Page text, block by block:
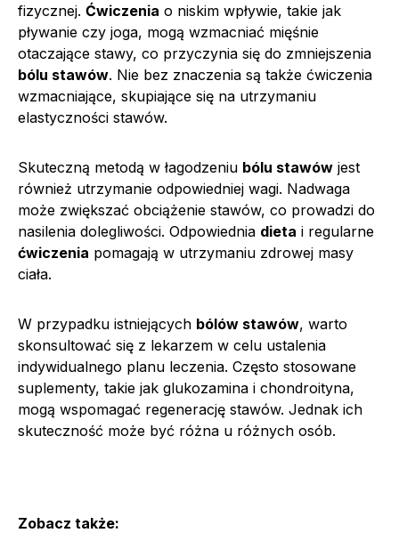
fizycznej. Ćwiczenia o niskim wpływie, takie jak
pływanie czy joga, mogą wzmacniać mięśnie
otaczające stawy, co przyczynia się do zmniejszenia
bólu stawów. Nie bez znaczenia są także ćwiczenia
wzmacniające, skupiające się na utrzymaniu
elastyczności stawów.
Skuteczną metodą w łagodzeniu bólu stawów jest
również utrzymanie odpowiedniej wagi. Nadwaga
może zwiększać obciążenie stawów, co prowadzi do
nasilenia dolegliwości. Odpowiednia dieta i regularne
ćwiczenia pomagają w utrzymaniu zdrowej masy
ciała.
W przypadku istniejących bólów stawów, warto
skonsultować się z lekarzem w celu ustalenia
indywidualnego planu leczenia. Często stosowane
suplementy, takie jak glukozamina i chondroityna,
mogą wspomagać regenerację stawów. Jednak ich
skuteczność może być różna u różnych osób.
Zobacz także: